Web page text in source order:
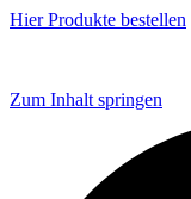
Hier Produkte bestellen
Zum Inhalt springen